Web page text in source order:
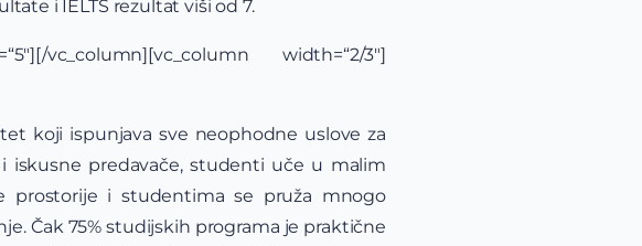
i IELTS rezultat viši od 7.
vc_column][vc_column width=“2/3″]
koji ispunjava sve neophodne uslove za
iskusne predavače, studenti uče u malim
prostorije i studentima se pruža mnogo
Čak 75% studijskih programa je praktične